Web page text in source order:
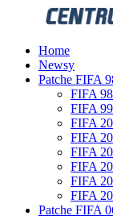
Home
Newsy
Patche FIFA
FIFA
FIFA
FIFA
FIFA
FIFA
FIFA
FIFA
FIFA
Patche FIFA